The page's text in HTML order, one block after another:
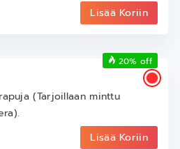
Lisää Koriin
(Tarjoillaan minttu
Lisää Koriin
20% off